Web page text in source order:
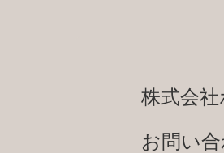
株式会
お問い